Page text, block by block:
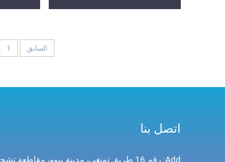
السابق 1
اتصل بنا
Add: رقم 16 طريق تونغي، مدينة ييوو، مقاطعة تشجيانغ، الصين